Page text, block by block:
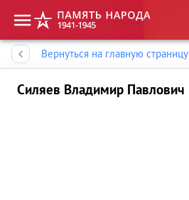
Вернуться на главную страницу
Силяев Владимир Павлович
Память народа